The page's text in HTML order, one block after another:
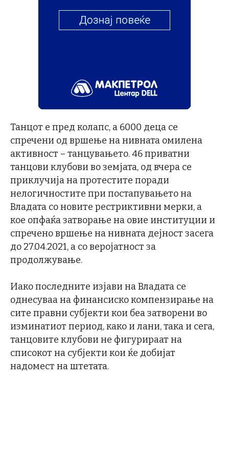
Танцот е пред колапс, а 6000 деца се
спречени од вршење на нивната омилена
активност – танцувањето. 46 приватни
танцови клубови во земјата, од вчера се
приклучија на протестите поради
нелогичностите при постапувањето на
Владата со новите рестриктивни мерки, а
кое опфаќа затворање на овие институции и
спречено вршење на нивната дејност засега
до 27.04.2021, а со веројатност за
продолжување.
Иако последните изјави на Владата се
однесуваа на финансиско компензирање на
сите правни субјекти кои беа затворени во
изминатиот период, како и лани, така и сега,
танцовите клубови не фигурираат на
списокот на субјекти кои ќе добијат
надомест на штетата.